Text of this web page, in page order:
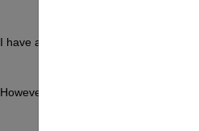
I have a table with size 420x4
However, the first column is a double